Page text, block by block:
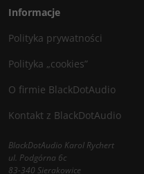
Informacje
Polityka prywatności
Polityka „cookies”
O firmie BlackDotAudio
Kontakt z BlackDotAudio
BlackDotAudio Karol Rychert
ul. Podgórna 6c
83-340 Sierakowice